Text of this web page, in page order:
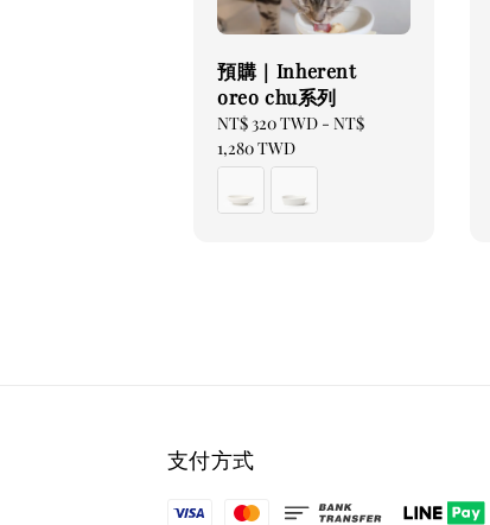
預購｜Inherent
oreo chu系列
Regular
price
NT$ 320 TWD - NT$
1,280 TWD
支付方式